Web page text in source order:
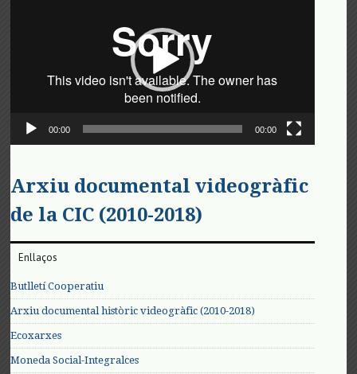
00:00 00:00
Arxiu documental videogràfic
de la CIC (2010-2018)
Enllaços
Butlletí Cooperatiu
Arxiu documental històric videogràfic (2010-2018)
Ecoxarxes
Moneda Social-Integralces